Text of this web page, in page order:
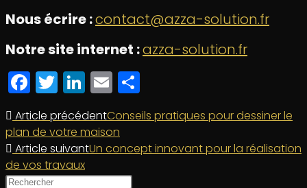
Nous écrire :contact@azza-solution.fr
Notre site internet :azza-solution.fr
Facebook
Twitter
LinkedIn
Email
Article précédentConseils pratiques pour dessiner le
plan de votre maison
Article suivantUn concept innovant pour la réalisation
de vos travaux